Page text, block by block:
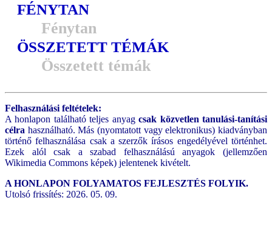
FÉNYTAN
Fénytan
ÖSSZETETT TÉMÁK
Összetett témák
Felhasználási feltételek:
A honlapon található teljes anyagcsak közvetlen tanulási-tanítási
célra használható. Más (nyomtatott vagy elektronikus) kiadványban
történő felhasználása csak a szerzők írásos engedélyével történhet.
Ezek alól csak a szabad felhasználású anyagok (jellemzően
Wikimedia Commons képek) jelentenek kivételt.
A HONLAPON FOLYAMATOS FEJLESZTÉS FOLYIK.
Utolsó frissítés: 2026. 05. 09.